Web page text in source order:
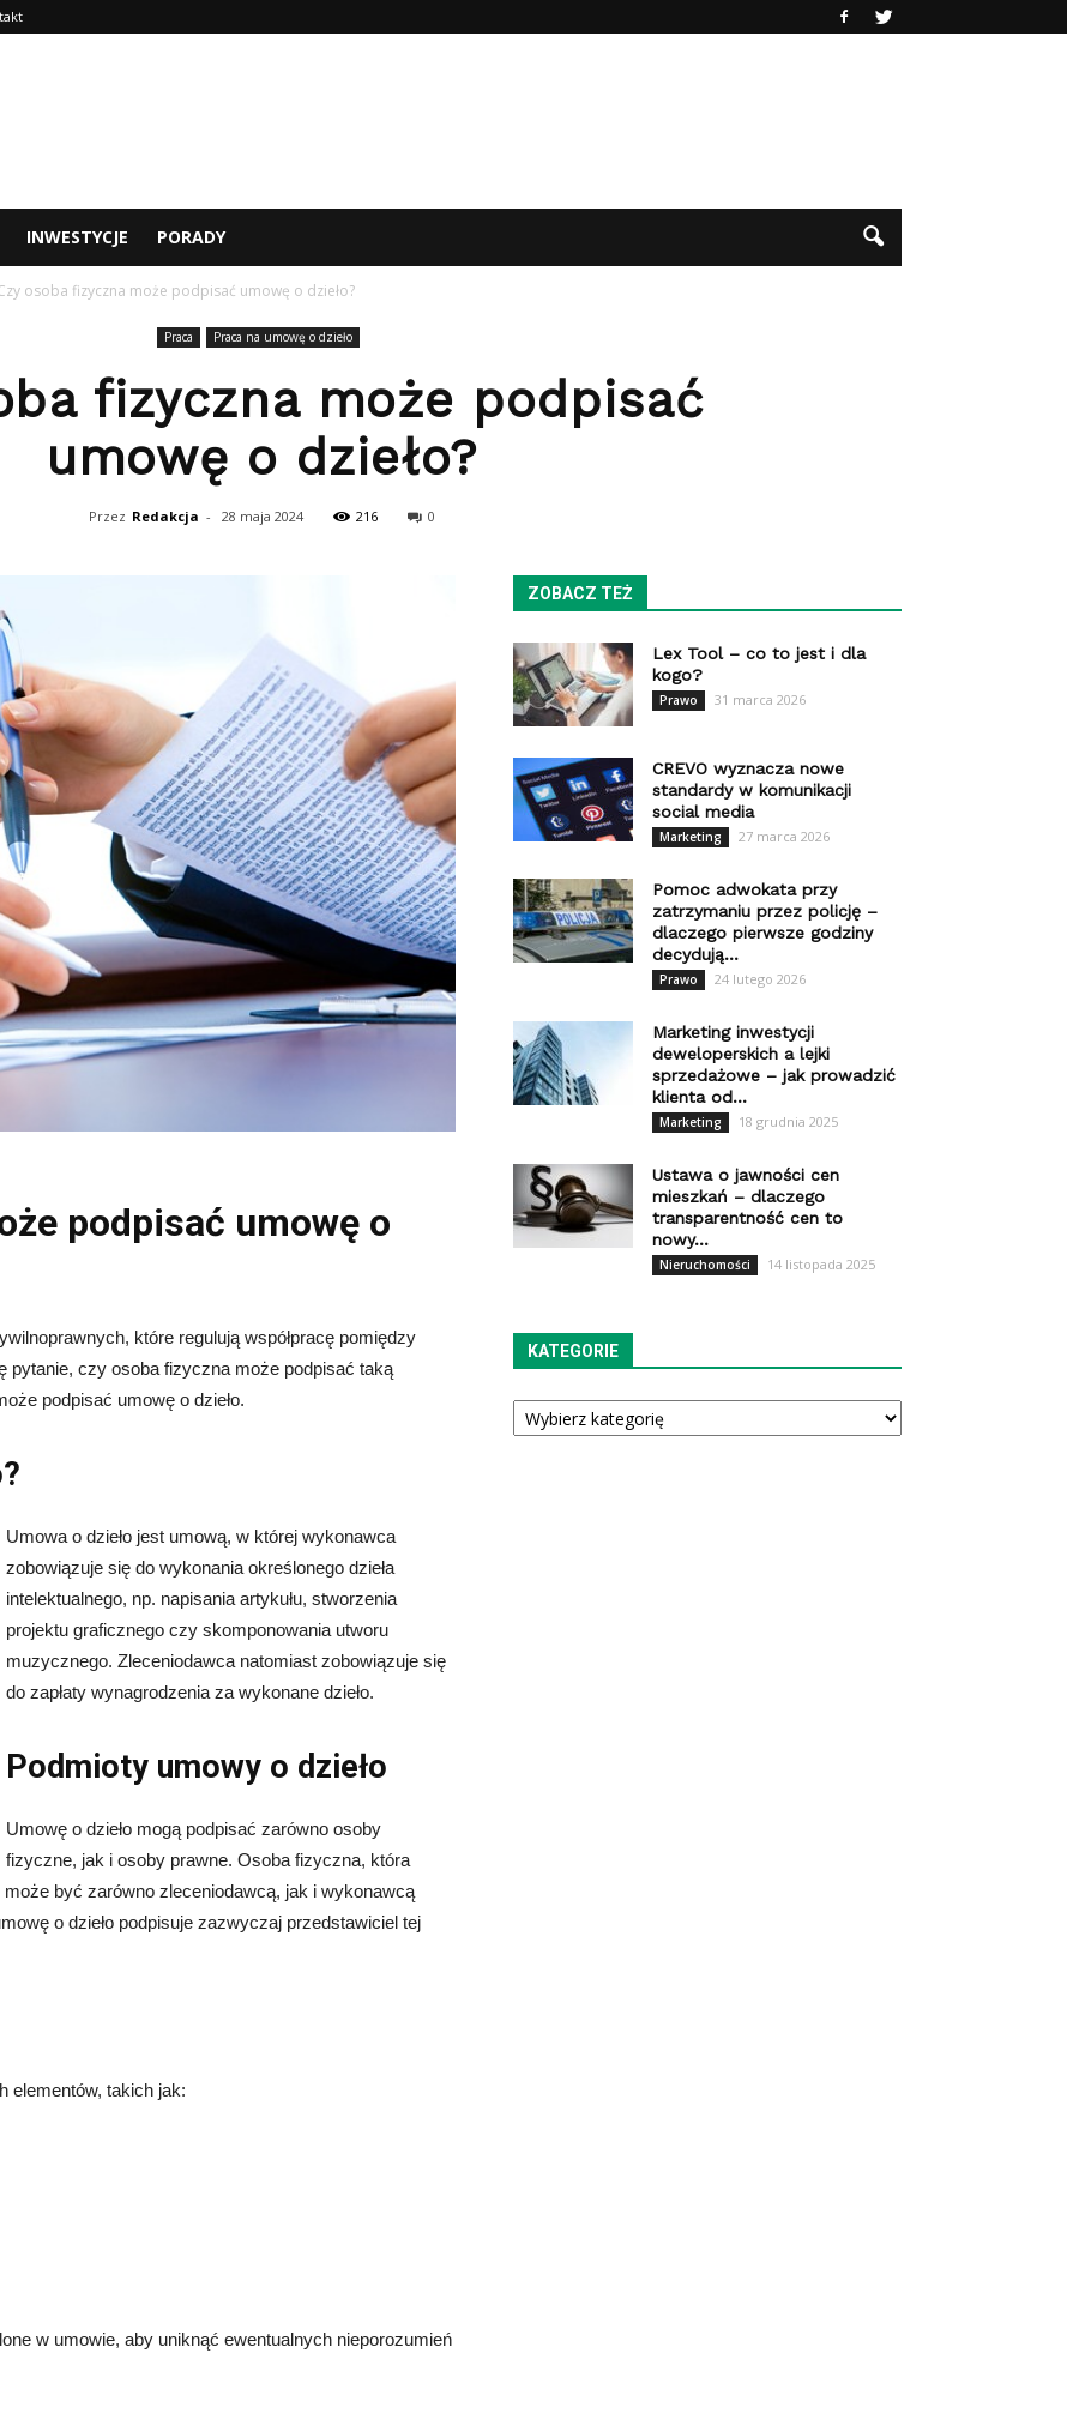
INWESTYCJE PORADY
osoba fizyczna może podpisać umowę o dzieło?
Praca Praca na umowę o dzieło
fizyczna może podpisać
umowę o dzieło?
Przez Redakcja - 28 maja 2024 216 0
podpisać umowę o
które regulują współpracę pomiędzy
pytanie, czy osoba fizyczna może podpisać taką
podpisać umowę o dzieło.
Umowa o dzieło jest umową, w której wykonawca
zobowiązuje się do wykonania określonego dzieła
intelektualnego, np. napisania artykułu, stworzenia
projektu graficznego czy skomponowania utworu
muzycznego. Zleceniodawca natomiast zobowiązuje się
do zapłaty wynagrodzenia za wykonane dzieło.
Podmioty umowy o dzieło
Umowę o dzieło mogą podpisać zarówno osoby
fizyczne, jak i osoby prawne. Osoba fizyczna, która
być zarówno zleceniodawcą, jak i wykonawcą
o dzieło podpisuje zazwyczaj przedstawiciel tej
elementów, takich jak:
w umowie, aby uniknąć ewentualnych nieporozumień
ZOBACZ TEŻ
Lex Tool – co to jest i dla
kogo?
Prawo 31 marca 2026
CREVO wyznacza nowe
standardy w komunikacji
social media
Marketing 27 marca 2026
Pomoc adwokata przy
zatrzymaniu przez policję –
dlaczego pierwsze godziny
decydują...
Prawo 24 lutego 2026
Marketing inwestycji
deweloperskich a lejki
sprzedażowe – jak prowadzić
klienta od...
Marketing 18 grudnia 2025
Ustawa o jawności cen
mieszkań – dlaczego
transparentność cen to
nowy...
Nieruchomości 14 listopada 2025
KATEGORIE
Kategorie